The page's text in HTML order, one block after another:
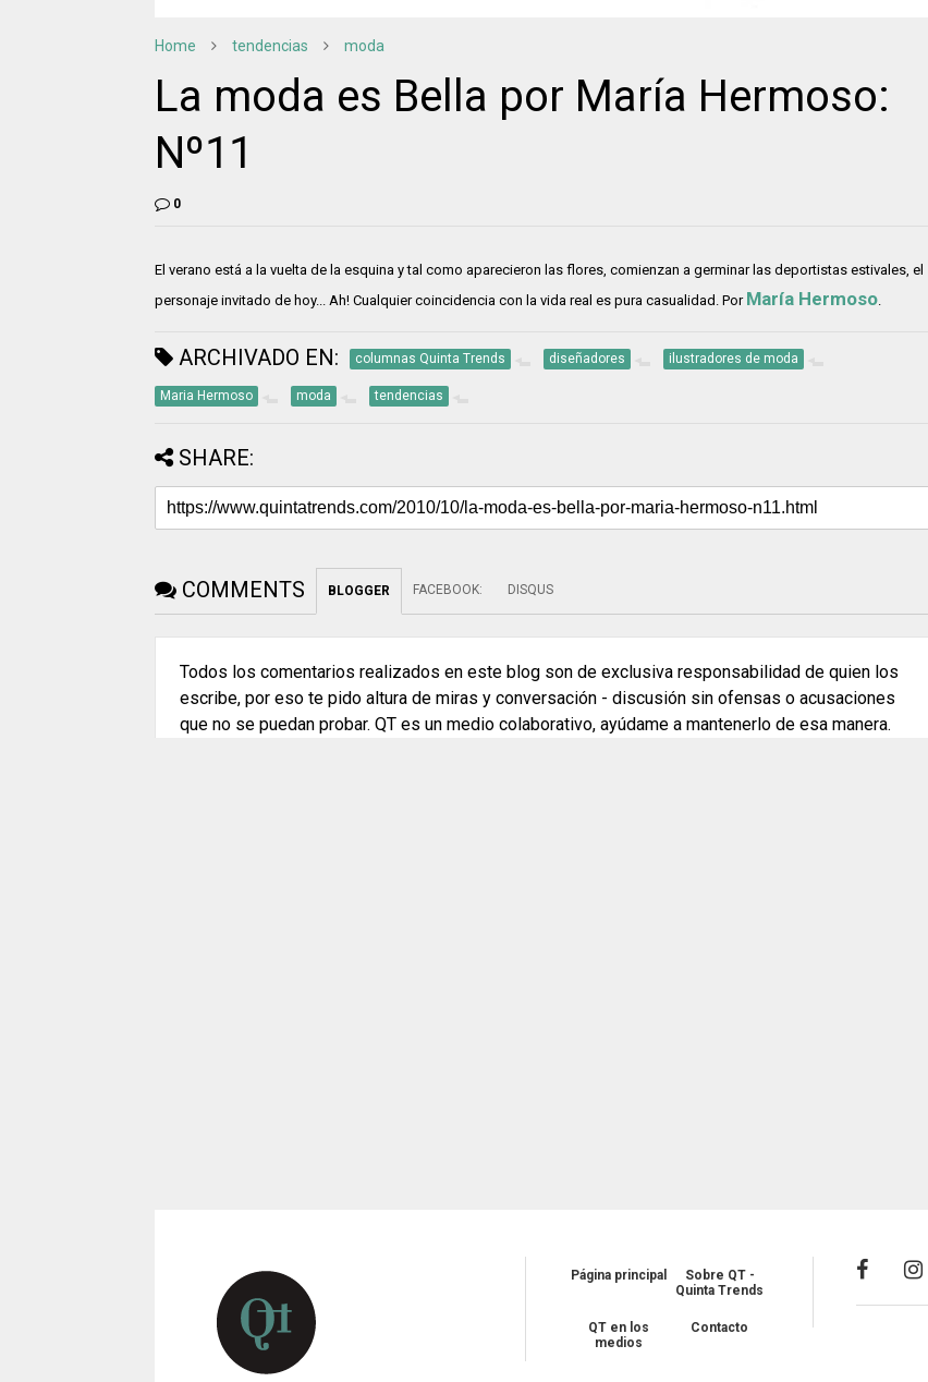
Home tendencias moda
La moda es Bella por María Hermoso:
Nº11
0
El verano está a la vuelta de la esquina y tal como aparecieron las flores, comienzan a germinar las deportistas estivales, el
personaje invitado de hoy... Ah! Cualquier coincidencia con la vida real es pura casualidad. Por María Hermoso.
ARCHIVADO EN: columnas Quinta Trends diseñadores ilustradores de moda
Maria Hermoso moda tendencias
SHARE:
COMMENTS BLOGGER FACEBOOK: DISQUS
Todos los comentarios realizados en este blog son de exclusiva responsabilidad de quien los
escribe, por eso te pido altura de miras y conversación - discusión sin ofensas o acusaciones
que no se puedan probar. QT es un medio colaborativo, ayúdame a mantenerlo de esa manera.
Página principal
Sobre QT -
Quinta Trends
QT en los
medios
Contacto